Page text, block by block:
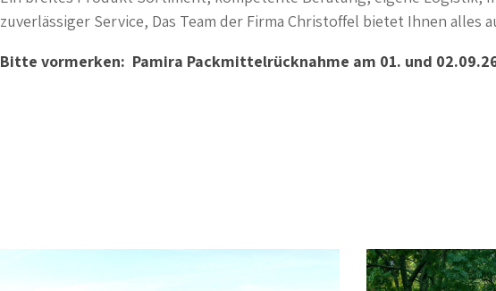
zuverlässiger Service, Das Team der Firma Christoffel bietet Ihnen alles
Bitte vormerken: Pamira Packmittelrücknahme am 01. und